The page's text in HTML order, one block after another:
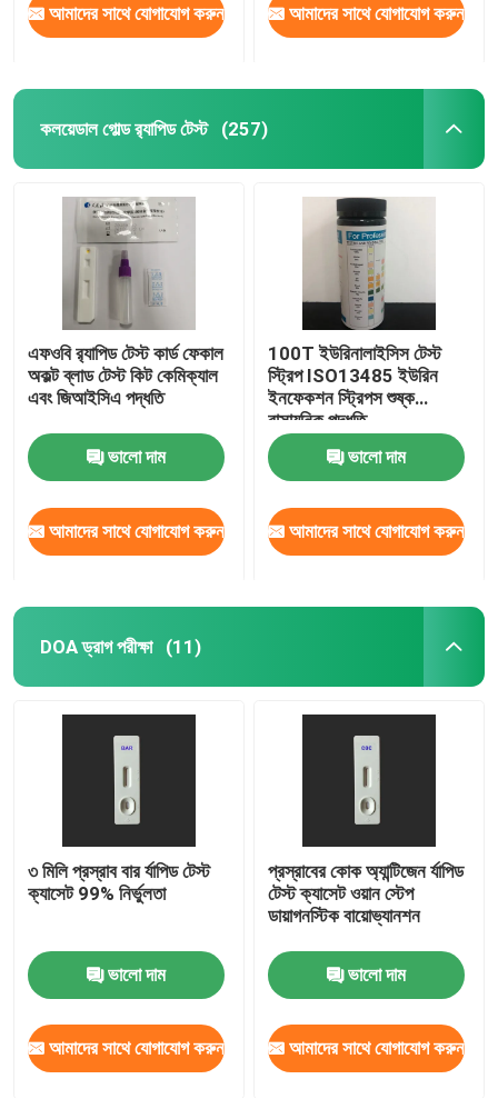
বাড়ি
আমাদের সম্পর্কে
মান নিয়ন্ত্রণ
আমাদের সাথে যোগাযোগ করুন
আমাদের সাথে যোগাযোগ করুন আমাদের সাথে যোগাযোগ করুন
কলয়েডাল গোল্ড র‍্যাপিড টেস্ট (257)
এফওবি র‌্যাপিড টেস্ট কার্ড ফেকাল
অকল্ট ব্লাড টেস্ট কিট কেমিক্যাল
এবং জিআইসিএ পদ্ধতি
ভালো দাম
আমাদের সাথে যোগাযোগ করুন
100T ইউরিনালাইসিস টেস্ট
স্ট্রিপ ISO13485 ইউরিন
ইনফেকশন স্ট্রিপস শুষ্ক
রাসায়নিক পদ্ধতি
ভালো দাম
আমাদের সাথে যোগাযোগ করুন
DOA ড্রাগ পরীক্ষা (11)
৩ মিলি প্রস্রাব বার র্যাপিড টেস্ট
ক্যাসেট 99% নির্ভুলতা
ভালো দাম
আমাদের সাথে যোগাযোগ করুন
প্রস্রাবের কোক অ্যান্টিজেন র্যাপিড
টেস্ট ক্যাসেট ওয়ান স্টেপ
ডায়াগনস্টিক বায়োভ্যানশন
ভালো দাম
আমাদের সাথে যোগাযোগ করুন